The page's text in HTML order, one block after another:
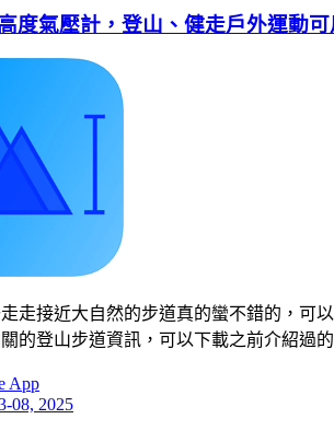
度氣壓計，登山、健走戶外運動可
走接近大自然的步道真的蠻不錯的，可
的登山步道資訊，可以下載之前介紹過
App
08, 2025